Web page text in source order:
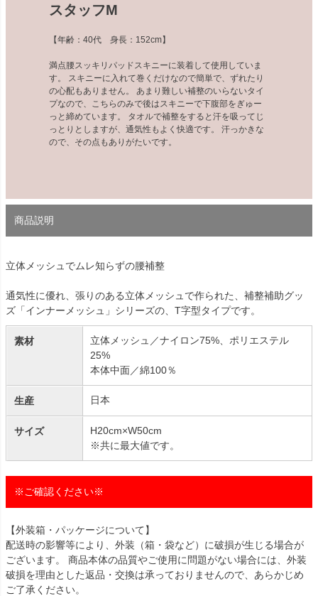
スタッフM
【年齢：40代 身長：152cm】
満点腰スッキリパッドスキニーに装着して使用していま
す。 スキニーに入れて巻くだけなので簡単で、ずれたり
の心配もありません。 あまり難しい補整のいらないタイ
プなので、こちらのみで後はスキニーで下腹部をぎゅー
っと締めています。 タオルで補整をすると汗を吸ってじ
っとりとしますが、通気性もよく快適です。 汗っかきな
ので、その点もありがたいです。
商品説明
立体メッシュでムレ知らずの腰補整
通気性に優れ、張りのある立体メッシュで作られた、補整補助グッ
ズ「インナーメッシュ」シリーズの、T字型タイプです。
素材
立体メッシュ／ナイロン75%、ポリエステル
25%
本体中面／綿100％
生産 日本
サイズ
H20cm×W50cm
※共に最大値です。
※ご確認ください※
【外装箱・パッケージについて】
配送時の影響等により、外装（箱・袋など）に破損が生じる場合が
ございます。 商品本体の品質やご使用に問題がない場合には、外装
破損を理由とした返品・交換は承っておりませんので、あらかじめ
ご了承ください。